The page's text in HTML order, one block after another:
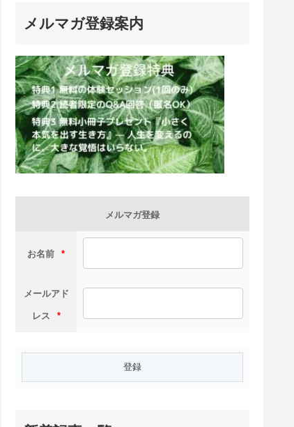
メルマガ登録案内
メルマガ登録
お名前 *
メールアド
レス *